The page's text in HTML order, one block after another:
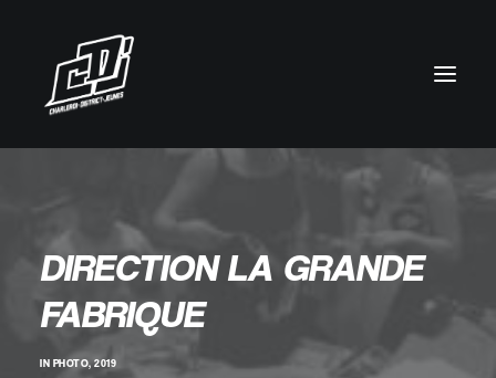
DIRECTION LA GRANDE
FABRIQUE
IN PHOTO,2019